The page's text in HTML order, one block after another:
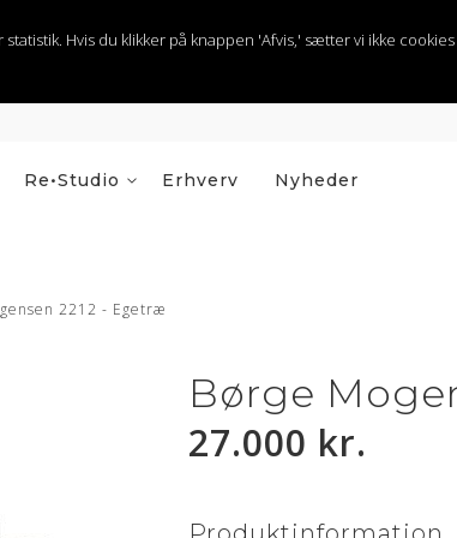
Hvis du klikker på knappen 'Afvis,' sætter vi ikke
Re•Studio
Nyheder
Erhverv
2212 - Egetræ
Børge
27.000 kr.